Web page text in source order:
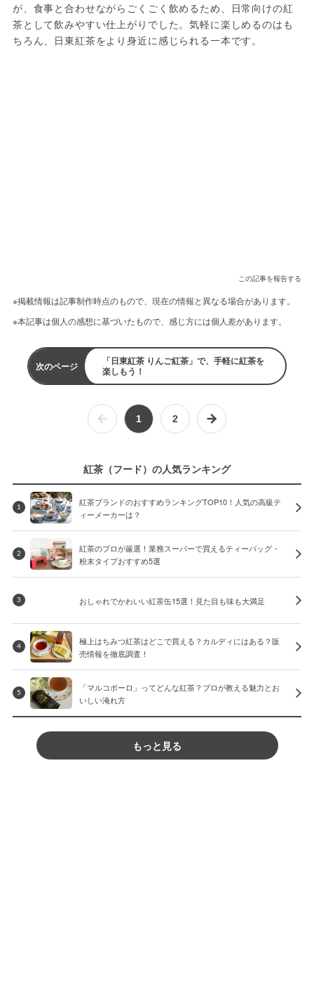
が、食事と合わせながらごくごく飲めるため、日常向けの紅
茶として飲みやすい仕上がりでした。気軽に楽しめるのはも
ちろん、日東紅茶をより身近に感じられる一本です。
この記事を報告する
※掲載情報は記事制作時点のもので、現在の情報と異なる場合があります。
※本記事は個人の感想に基づいたもので、感じ方には個人差があります。
次のページ
「日東紅茶 りんご紅茶」で、手軽に紅茶を
楽しもう！
1 2
紅茶（フード）の人気ランキング
1
紅茶ブランドのおすすめランキングTOP10！人気の高級テ
ィーメーカーは？
2
紅茶のプロが厳選！業務スーパーで買えるティーバッグ・
粉末タイプおすすめ5選
3 おしゃれでかわいい紅茶缶15選！見た目も味も大満足
4
極上はちみつ紅茶はどこで買える？カルディにはある？販
売情報を徹底調査！
5
「マルコポーロ」ってどんな紅茶？プロが教える魅力とお
いしい淹れ方
もっと見る